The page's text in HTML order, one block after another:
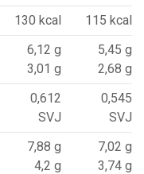
130 kcal
115 kcal
6,12 g
3,01 g
5,45 g
2,68 g
0,612
SVJ
0,545
SVJ
7,88 g
4,2 g
7,02 g
3,74 g